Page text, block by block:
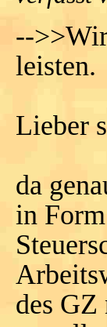
--
leisten.
Lieber
da
in
des GZ